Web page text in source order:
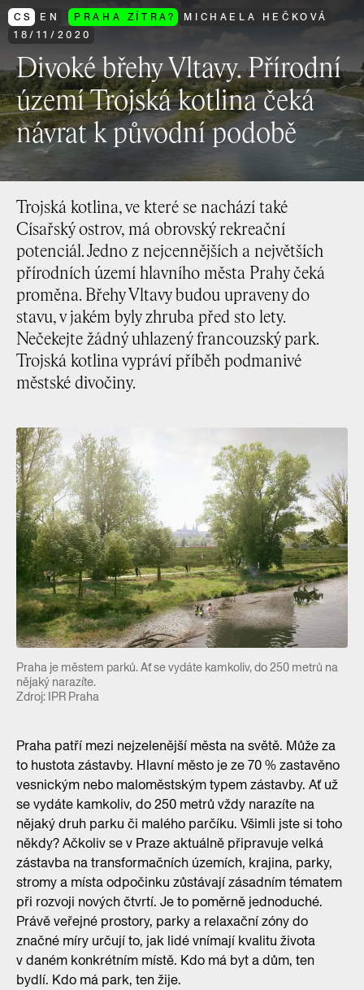
CS EN PRAHA ZÍTRA?
MICHAELA HEČKOVÁ
18/ 11/ 2020
Divoké břehy Vltavy. Přírodní
území Trojská kotlina čeká
návrat k původní podobě
Trojská kotlina, ve které se nachází také
Císařský ostrov, má obrovský rekreační
potenciál. Jedno z nejcennějších a největších
přírodních území hlavního města Prahy čeká
proměna. Břehy Vltavy budou upraveny do
stavu, v jakém byly zhruba před sto lety.
Nečekejte žádný uhlazený francouzský park.
Trojská kotlina vypráví příběh podmanivé
městské divočiny.
Praha je městem parků. Ať se vydáte kamkoliv, do 250 metrů na
nějaký narazíte.
Zdroj: IPR Praha
Praha patří mezi nejzelenější města na světě. Může za
to hustota zástavby. Hlavní město je ze 70 % zastavěno
vesnickým nebo maloměstským typem zástavby. Ať už
se vydáte kamkoliv, do 250 metrů vždy narazíte na
nějaký druh parku či malého parčíku. Všimli jste si toho
někdy? Ačkoliv se v Praze aktuálně připravuje velká
zástavba na transformačních územích, krajina, parky,
stromy a místa odpočinku zůstávají zásadním tématem
při rozvoji nových čtvrtí. Je to poměrně jednoduché.
Právě veřejné prostory, parky a relaxační zóny do
značné míry určují to, jak lidé vnímají kvalitu života
v daném konkrétním místě. Kdo má byt a dům, ten
bydlí. Kdo má park, ten žije.